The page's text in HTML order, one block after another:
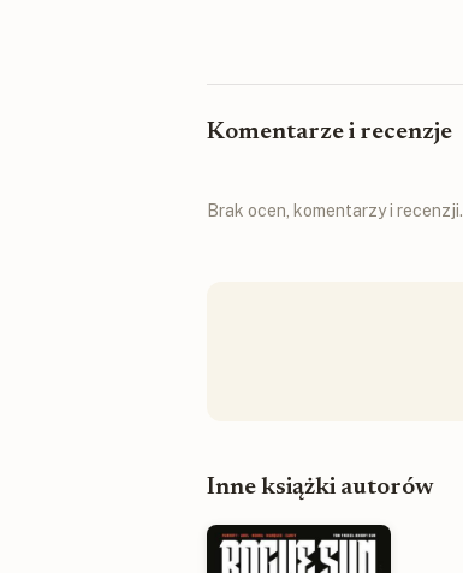
Komentarze i recenzje
Brak ocen, komentarzy i recenzji.
Inne książki autorów